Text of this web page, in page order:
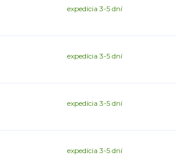
expedícia 3-5 dní
expedícia 3-5 dní
expedícia 3-5 dní
expedícia 3-5 dní